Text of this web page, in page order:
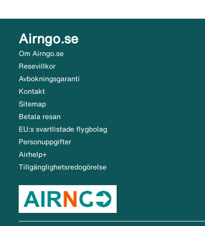
Airngo.se
Om Airngo.se
Resevillkor
Avbokningsgaranti
Kontakt
Sitemap
Betala resan
EU:s svartlistade flygbolag
Personuppgifter
Airhelp+
Tillgänglighetsredogörelse